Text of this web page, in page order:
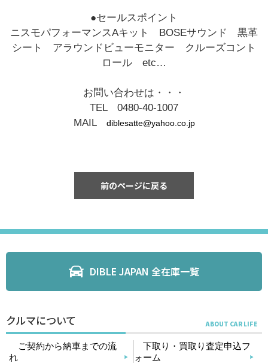
●セールスポイント
ニスモパフォーマンスAキット BOSEサウンド 黒革
シート アラウンドビューモニター クルーズコント
ロール etc…
お問い合わせは・・・
TEL 0480-40-1007
MAIL
diblesatte@yahoo.co.jp
前のページに戻る
DIBLE JAPAN 全在庫一覧
クルマについて
ご契約から納車までの流
れ
下取り・買取り査定申込フ
ォーム